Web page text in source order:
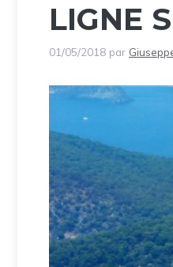
LIGNE
01/05/2018 par